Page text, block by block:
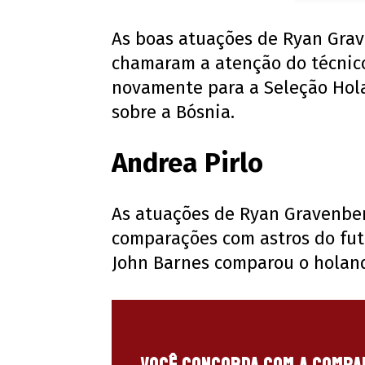
As boas atuações de Ryan
chamaram a atenção do
novamente para a Seleção
sobre a Bósnia.
Andrea Pirlo
As atuações de Ryan
comparações com astros do
John Barnes comparou o